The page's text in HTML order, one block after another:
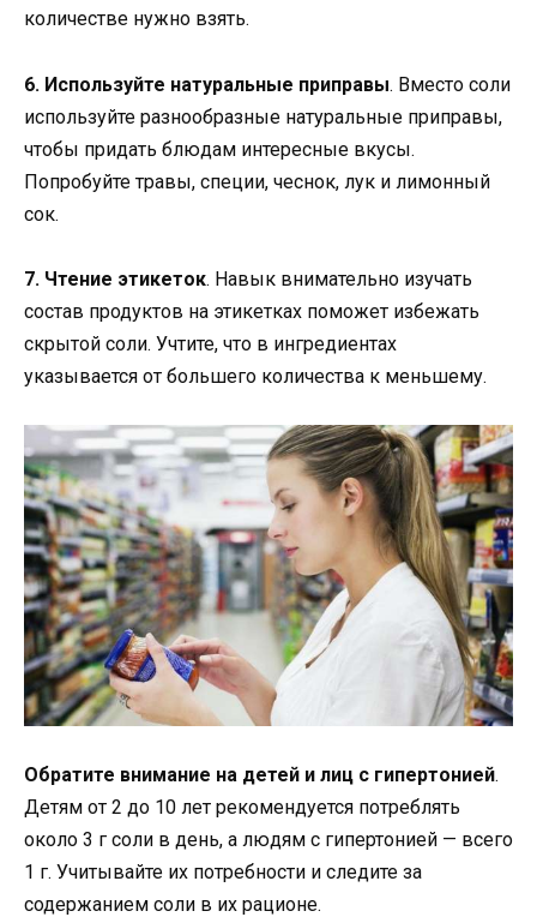
количестве нужно взять.
6. Используйте натуральные приправы. Вместо соли
используйте разнообразные натуральные приправы,
чтобы придать блюдам интересные вкусы.
Попробуйте травы, специи, чеснок, лук и лимонный
сок.
7. Чтение этикеток. Навык внимательно изучать
состав продуктов на этикетках поможет избежать
скрытой соли. Учтите, что в ингредиентах
указывается от большего количества к меньшему.
Обратите внимание на детей и лиц с гипертонией.
Детям от 2 до 10 лет рекомендуется потреблять
около 3 г соли в день, а людям с гипертонией — всего
1 г. Учитывайте их потребности и следите за
содержанием соли в их рационе.